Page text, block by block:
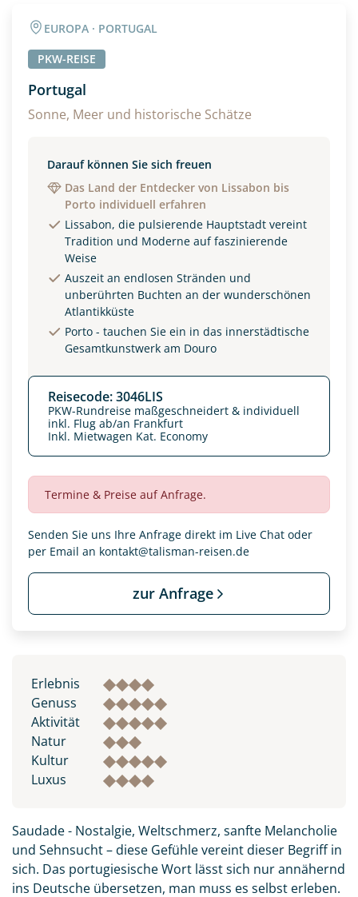
EUROPA · PORTUGAL
PKW-REISE
Portugal
Sonne, Meer und historische Schätze
Darauf können Sie sich freuen
Das Land der Entdecker von Lissabon bis
Porto individuell erfahren
Lissabon, die pulsierende Hauptstadt vereint
Tradition und Moderne auf faszinierende
Weise
Auszeit an endlosen Stränden und
unberührten Buchten an der wunderschönen
Atlantikküste
Porto - tauchen Sie ein in das innerstädtische
Gesamtkunstwerk am Douro
Reisecode: 3046LIS
PKW-Rundreise maßgeschneidert & individuell
inkl. Flug ab/an Frankfurt
Inkl. Mietwagen Kat. Economy
Termine & Preise auf Anfrage.
Senden Sie uns Ihre Anfrage direkt im Live Chat oder
per Email an kontakt@talisman-reisen.de
zur Anfrage
Erlebnis
Genuss
Aktivität
Natur
Kultur
Luxus
Saudade - Nostalgie, Weltschmerz, sanfte Melancholie
und Sehnsucht – diese Gefühle vereint dieser Begriff in
sich. Das portugiesische Wort lässt sich nur annähernd
ins Deutsche übersetzen, man muss es selbst erleben.
Alter
Unterkunft
EZ Familienzimmer
Reisebeginn
Option 1 Option 2
Weitere Informationen
Datenschutz & Transparenz ist uns sehr wichtig!